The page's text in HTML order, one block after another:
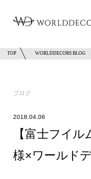
TOP WORLDDECORS BLOG
ブログ
2018.04.06
【富士フイ
様×ワールドデ